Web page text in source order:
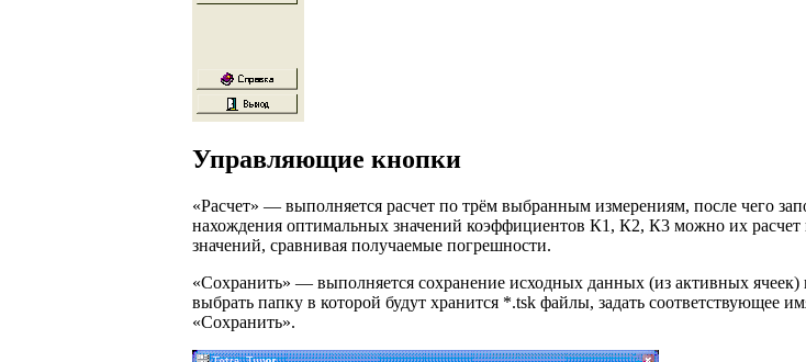
Управляющие кнопки
«Расчет» — выполняется расчет по трём выбранным измерениям, после чего
нахождения оптимальных значений коэффициентов К1, К2, К3 можно их расчет
значений, сравнивая получаемые погрешности.
«Сохранить» — выполняется сохранение исходных данных (из активных ячеек)
выбрать папку в которой будут хранится *.tsk файлы, задать соответствующее
«Сохранить».